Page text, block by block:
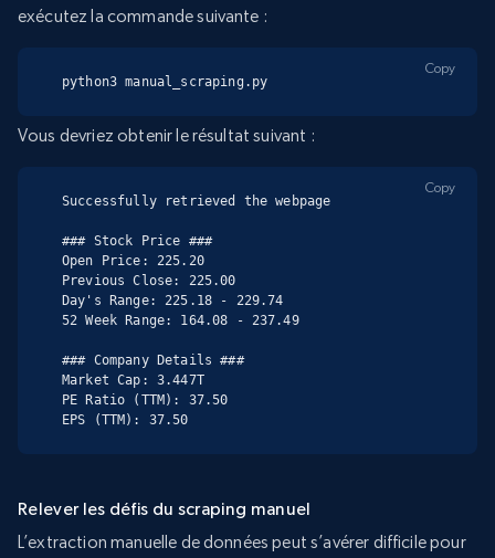
exécutez la commande suivante :
python3 manual_scraping.py
Copy
Vous devriez obtenir le résultat suivant :
Successfully retrieved the webpage
### Stock Price ###
Open Price: 225.20
Previous Close: 225.00
Day's Range: 225.18 - 229.74
52 Week Range: 164.08 - 237.49
### Company Details ###
Market Cap: 3.447T
PE Ratio (TTM): 37.50
EPS (TTM): 37.50
Copy
Relever les défis du scraping manuel
L’extraction manuelle de données peut s’avérer difficile pour